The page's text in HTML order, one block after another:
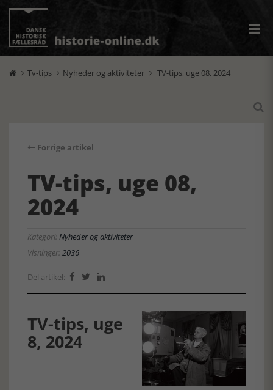
 Tv-tips  Nyheder og aktiviteter  TV-tips, uge 08, 2024

Forrige artikel
TV-tips, uge 08,
2024
Kategori:Nyheder og aktiviteter
Visninger:2036
Del artikel:   
TV-tips, uge
8, 2024